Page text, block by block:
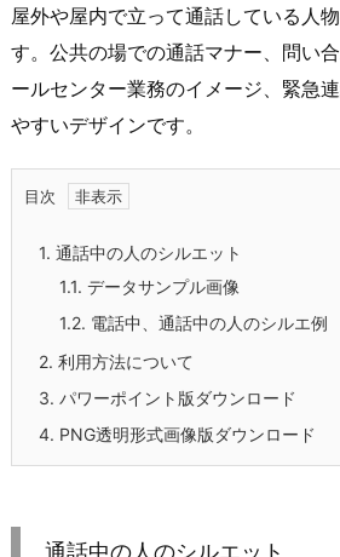
屋外や屋内で立って通話している人
す。公共の場での通話マナー、問い
ールセンター業務のイメージ、緊急
やすいデザインです。
目次
1. 通話中の人のシルエット
1.1. データサンプル画像
1.2. 電話中、通話中の人のシルエ例
2. 利用方法について
3. パワーポイント版ダウンロード
4. PNG透明形式画像版ダウンロード
通話中の人のシルエット